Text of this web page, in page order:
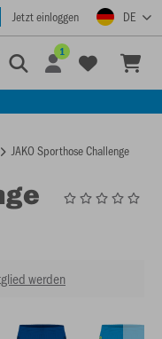
Jetzt einloggen DE
1
JAKO Sporthose Challenge
werden